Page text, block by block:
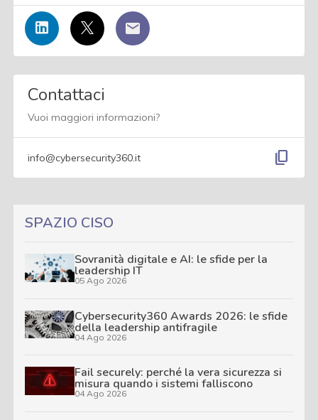
Contattaci
Vuoi maggiori informazioni?
info@cybersecurity360.it content_copy
SPAZIO CISO
Sovranità digitale e AI: le sfide per la
leadership IT
05 Ago 2026
Cybersecurity360 Awards 2026: le sfide
della leadership antifragile
04 Ago 2026
Fail securely: perché la vera sicurezza si
misura quando i sistemi falliscono
04 Ago 2026